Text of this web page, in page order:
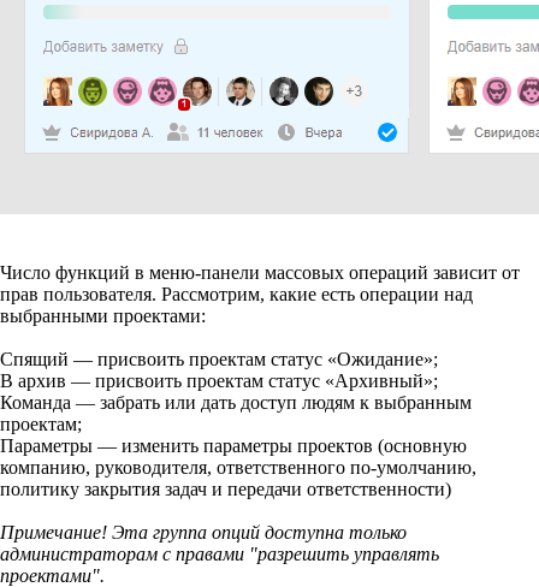
Число функций в меню-панели массовых операций зависит от
прав пользователя. Рассмотрим, какие есть операции над
выбранными проектами:
Спящий — присвоить проектам статус «Ожидание»;
В архив — присвоить проектам статус «Архивный»;
Команда — забрать или дать доступ людям к выбранным
проектам;
Параметры — изменить параметры проектов (основную
компанию, руководителя, ответственного по-умолчанию,
политику закрытия задач и передачи ответственности)
Примечание! Эта группа опций доступна только
администраторам с правами "разрешить управлять
проектами".